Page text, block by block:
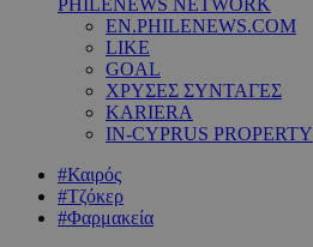
PHILENEWS NETWORK
EN.PHILENEWS.COM
LIKE
GOAL
ΧΡΥΣΕΣ ΣΥΝΤΑΓΕΣ
KARIERA
IN-CYPRUS PROPERTY
#Καιρός
#Τζόκερ
#Φαρμακεία